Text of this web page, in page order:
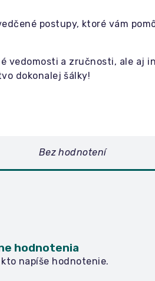
postupy, ktoré vám
vedomosti a zručnosti, ale aj
dokonalej šálky!
Bez hodnotení
hodnotenia
napíše hodnotenie.